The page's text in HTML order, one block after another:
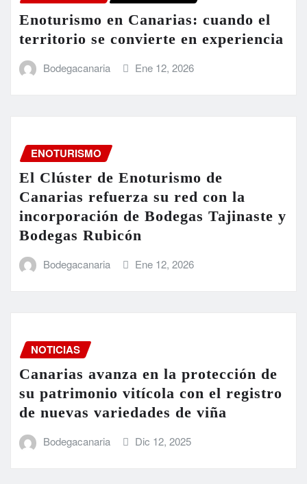
Enoturismo en Canarias: cuando el
territorio se convierte en experiencia
Bodegacanaria Ene 12, 2026
ENOTURISMO
El Clúster de Enoturismo de
Canarias refuerza su red con la
incorporación de Bodegas Tajinaste y
Bodegas Rubicón
Bodegacanaria Ene 12, 2026
NOTICIAS
Canarias avanza en la protección de
su patrimonio vitícola con el registro
de nuevas variedades de viña
Bodegacanaria Dic 12, 2025